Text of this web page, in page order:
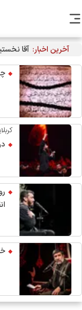
آخرین اخبار: آقا
چله
در